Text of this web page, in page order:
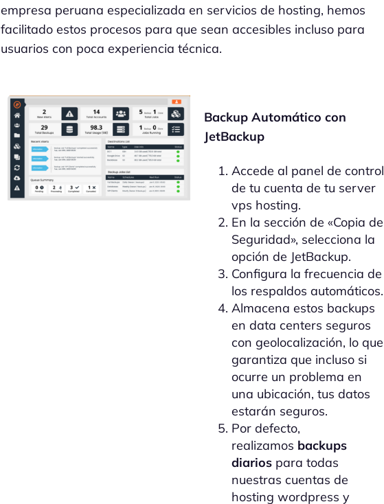
empresa peruana especializada en servicios de hosting, hemos
facilitado estos procesos para que sean accesibles incluso para
usuarios con poca experiencia técnica.
Backup Automático con
JetBackup
Accede al panel de control
de tu cuenta de tu server
vps hosting.
En la sección de «Copia de
Seguridad», selecciona la
opción de JetBackup.
Configura la frecuencia de
los respaldos automáticos.
Almacena estos backups
en data centers seguros
con geolocalización, lo que
garantiza que incluso si
ocurre un problema en
una ubicación, tus datos
estarán seguros.
Por defecto,
realizamos backups
diarios para todas
nuestras cuentas de
hosting wordpress y